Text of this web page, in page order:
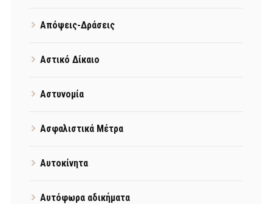
Απόψεις-Δράσεις
Αστικό Δίκαιο
Αστυνομία
Ασφαλιστικά Μέτρα
Αυτοκίνητα
Αυτόφωρα αδικήματα